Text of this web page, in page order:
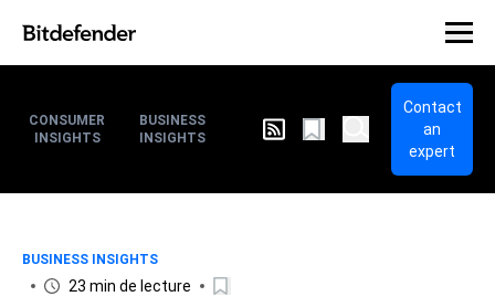
CONSUMER
INSIGHTS
BUSINESS
INSIGHTS
Contact
an
expert
BUSINESS INSIGHTS
23 min de lecture